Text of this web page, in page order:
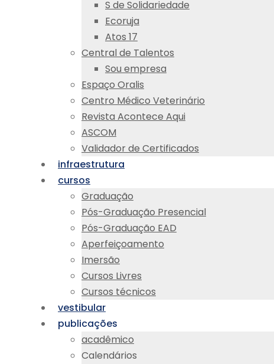
S de Solidariedade
Ecoruja
Atos 17
Central de Talentos
Sou empresa
Espaço Oralis
Centro Médico Veterinário
Revista Acontece Aqui
ASCOM
Validador de Certificados
infraestrutura
cursos
Graduação
Pós-Graduação Presencial
Pós-Graduação EAD
Aperfeiçoamento
Imersão
Cursos Livres
Cursos técnicos
vestibular
publicações
acadêmico
Calendários